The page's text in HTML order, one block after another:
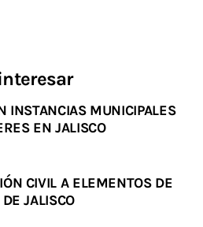
INSTANCIAS MUNICIPALES
EN JALISCO
CIVIL A ELEMENTOS DE
JALISCO